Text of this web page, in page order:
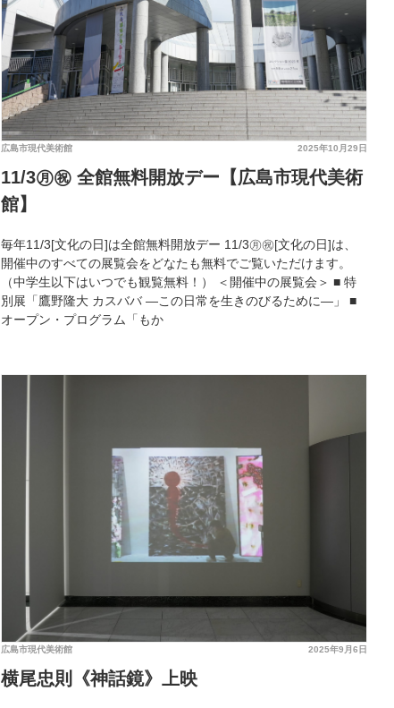
2025年10月29日
広島市現代美術館
11/3㊊㊗︎ 全館無料開放デー【広島市現代美術
館】
毎年11/3[文化の日]は全館無料開放デー 11/3㊊㊗︎[文化の日]は、
開催中のすべての展覧会をどなたも無料でご覧いただけます。
（中学生以下はいつでも観覧無料！） ＜開催中の展覧会＞ ■ 特
別展「鷹野隆大 カスババ ―この日常を生きのびるために―」 ■
オープン・プログラム「もか
2025年9月6日
広島市現代美術館
横尾忠則《神話鏡》上映